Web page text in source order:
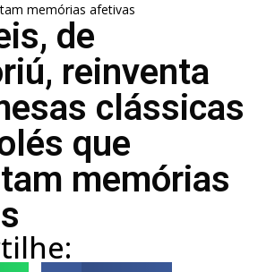
memórias afetivas
de
reinventa
clássicas
que
memórias